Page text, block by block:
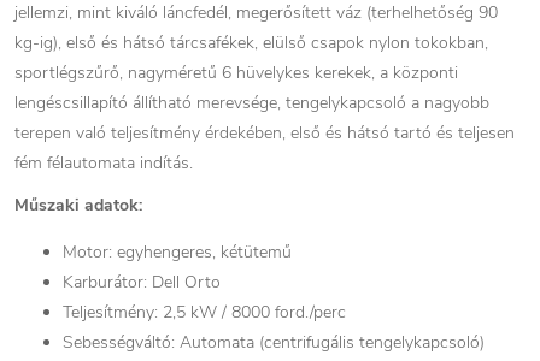
jellemzi, mint kiváló láncfedél, megerősített váz (terhelhetőség 90
kg-ig), első és hátsó tárcsafékek, elülső csapok nylon tokokban,
sportlégszűrő, nagyméretű 6 hüvelykes kerekek, a központi
lengéscsillapító állítható merevsége, tengelykapcsoló a nagyobb
terepen való teljesítmény érdekében, első és hátsó tartó és teljesen
fém félautomata indítás.
Műszaki adatok:
Motor: egyhengeres, kétütemű
Karburátor: Dell Orto
Teljesítmény: 2,5 kW / 8000 ford./perc
Sebességváltó: Automata (centrifugális tengelykapcsoló)